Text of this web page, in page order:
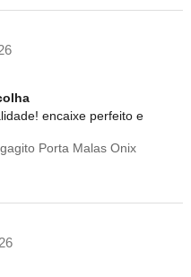
encaixe perfeito e
Porta Malas Onix